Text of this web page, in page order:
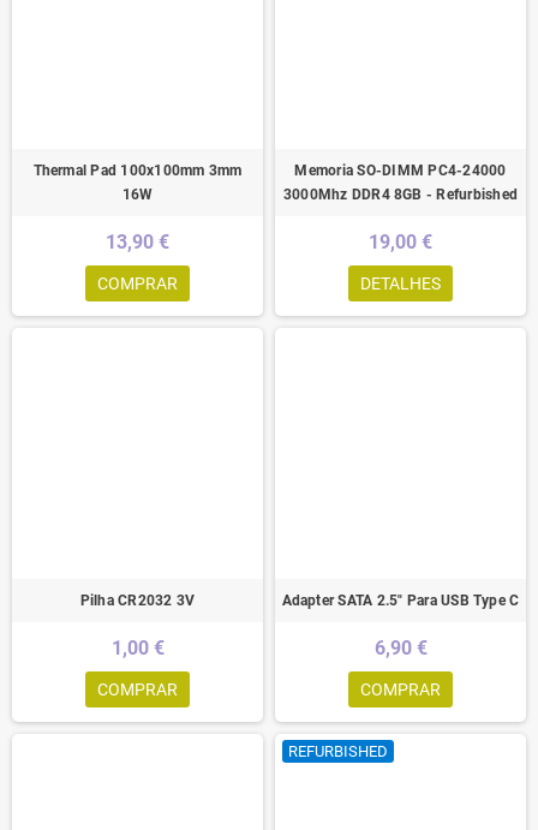
Thermal Pad 100x100mm 3mm
16W
13,90 €
COMPRAR
Memoria SO-DIMM PC4-24000
3000Mhz DDR4 8GB - Refurbished
19,00 €
DETALHES
Pilha CR2032 3V
1,00 €
COMPRAR
Adapter SATA 2.5" Para USB Type C
6,90 €
COMPRAR
REFURBISHED